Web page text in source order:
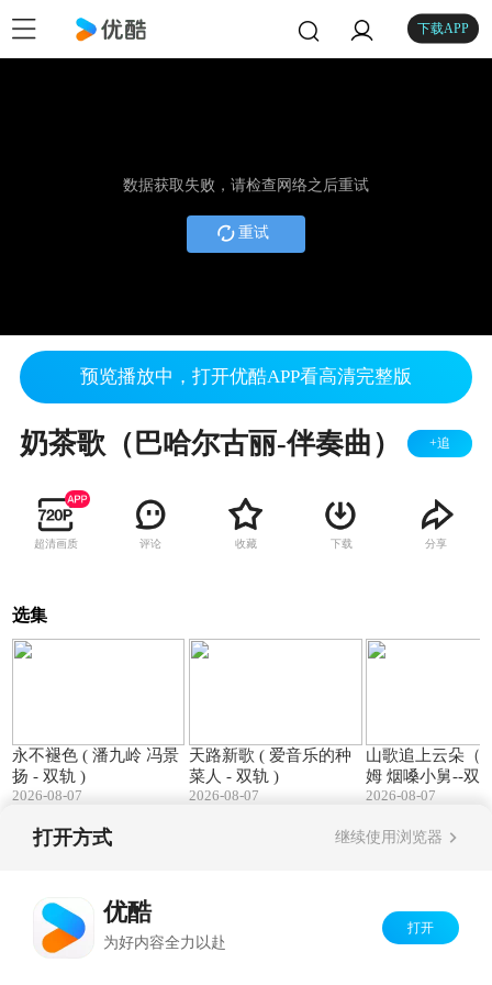
下载APP
数据获取失败，请检查网络之后重试
重试
预览播放中，打开优酷APP看高清完整版
奶茶歌（巴哈尔古丽-伴奏曲） +追
超清画质 评论 收藏 下载 分享
选集
永不褪色 ( 潘九岭 冯景
扬 - 双轨 )
2026-08-07
天路新歌 ( 爱音乐的种
菜人 - 双轨 )
2026-08-07
山歌追上云朵（
姆 烟嗓小舅--双
2026-08-07
打开方式 继续使用浏览器
优酷
为好内容全力以赴
打开